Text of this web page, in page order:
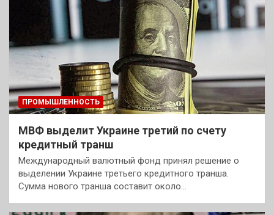
ПРОМЫШЛЕННОСТЬ
МВФ выделит Украине третий по счету
кредитный транш
Международный валютный фонд принял решение о
выделении Украине третьего кредитного транша.
Сумма нового транша составит около…